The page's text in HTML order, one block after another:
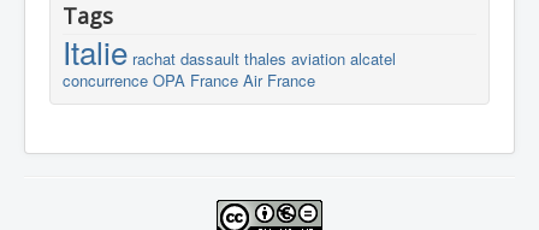
Tags
Italie rachat dassault thales aviation alcatel
concurrence OPA France Air France